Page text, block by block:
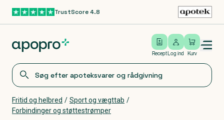
Gå til hovedindholdTrustScore 4.8
Recept
Log ind
Log ind Kurv
Open/close menu
Fritid og helbred / Sport og vægttab /
Forbindinger og støttestrømper